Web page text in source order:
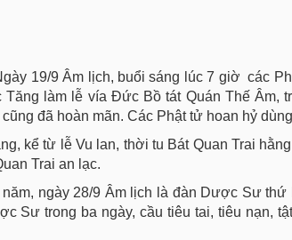
19/9 Âm lịch, buổi sáng lúc 7 giờ các
làm lễ vía Đức Bồ tát Quán Thế Âm,
đã hoàn mãn. Các Phật tử hoan hỷ
kể từ lễ Vu lan, thời tu Bát Quan Trai
Trai an lạc.
ngày 28/9 Âm lịch là đàn Dược Sư thứ
Sư trong ba ngày, cầu tiêu tai, tiêu nạn,